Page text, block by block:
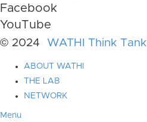
Facebook
YouTube
© 2024 WATHI Think Tank
ABOUT WATHI
THE LAB
NETWORK
Menu